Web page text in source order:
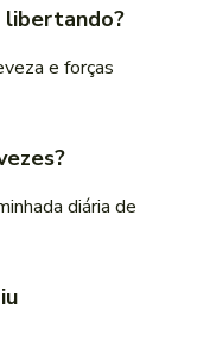
libertando?
e forças
diária de